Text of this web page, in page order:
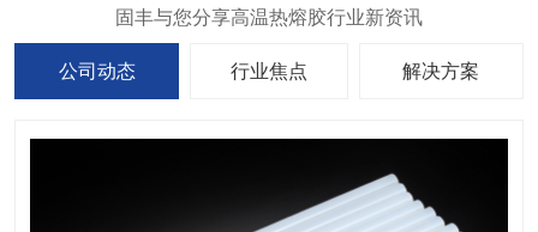
公司动态 行业焦点 解决方案